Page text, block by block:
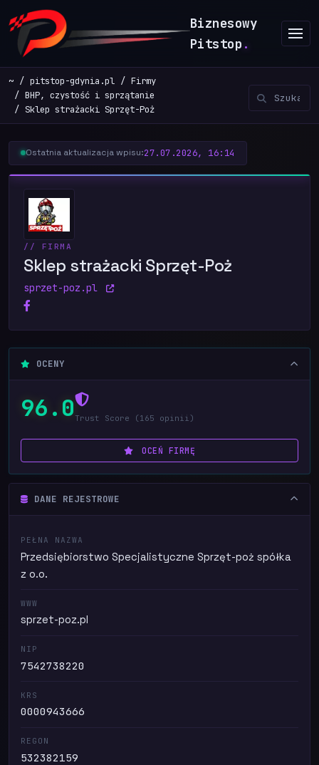
Biznesowy
Pitstop .
~ pitstop-gdynia.pl
Firmy
BHP, czystość i sprzątanie
Sklep strażacki Sprzęt-Poż
Ostatnia aktualizacja wpisu:27.07.2026, 16:14
// FIRMA
Sklep strażacki Sprzęt-Poż
sprzet-poz.pl
OCENY
96.0 Trust Score (165 opinii)
OCEŃ FIRMĘ
DANE REJESTROWE
PEŁNA NAZWA
Przedsiębiorstwo Specjalistyczne Sprzęt-poż spółka
z o.o.
WWW
sprzet-poz.pl
NIP
7542738220
KRS
0000943666
REGON
532382159